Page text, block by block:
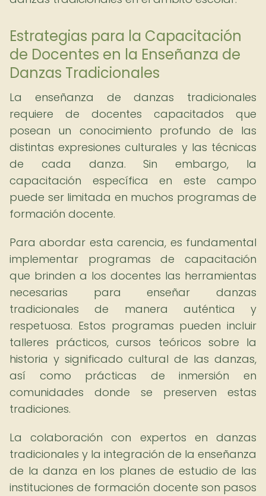
Estrategias para la Capacitación
de Docentes en la Enseñanza de
Danzas Tradicionales
La enseñanza de danzas tradicionales
requiere de docentes capacitados que
posean un conocimiento profundo de las
distintas expresiones culturales y las técnicas
de cada danza. Sin embargo, la
capacitación específica en este campo
puede ser limitada en muchos programas de
formación docente.
Para abordar esta carencia, es fundamental
implementar programas de capacitación
que brinden a los docentes las herramientas
necesarias para enseñar danzas
tradicionales de manera auténtica y
respetuosa. Estos programas pueden incluir
talleres prácticos, cursos teóricos sobre la
historia y significado cultural de las danzas,
así como prácticas de inmersión en
comunidades donde se preserven estas
tradiciones.
La colaboración con expertos en danzas
tradicionales y la integración de la enseñanza
de la danza en los planes de estudio de las
instituciones de formación docente son pasos